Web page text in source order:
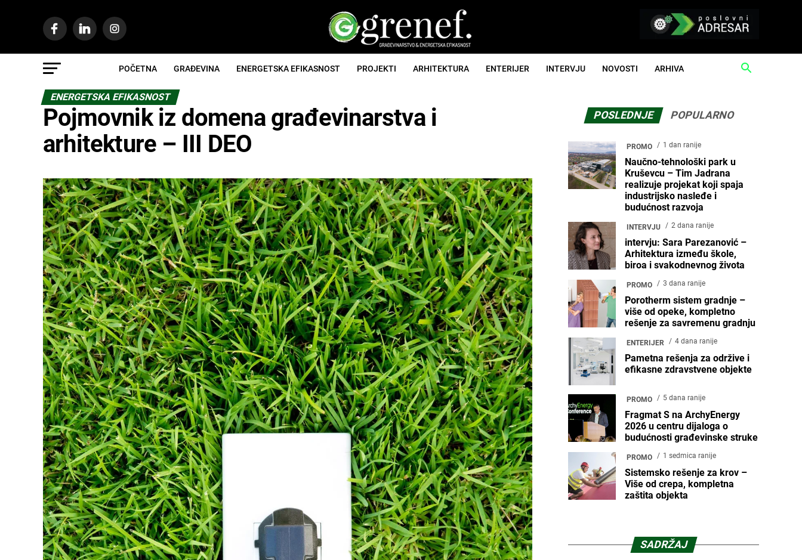
POČETNA GRAĐEVINA ENERGETSKA EFIKASNOST PROJEKTI ARHITEKTURA ENTERIJER INTERVJU NOVOSTI ARHIVA
ENERGETSKA EFIKASNOST
Pojmovnik iz domena građevinarstva i
arhitekture – III DEO
POSLEDNJE POPULARNO
PROMO 1 dan ranije
Naučno-tehnološki park u
Kruševcu – Tim Jadrana
realizuje projekat koji spaja
industrijsko nasleđe i
budućnost razvoja
INTERVJU 2 dana ranije
intervju: Sara Parezanović –
Arhitektura između škole,
biroa i svakodnevnog života
PROMO 3 dana ranije
Porotherm sistem gradnje –
više od opeke, kompletno
rešenje za savremenu gradnju
ENTERIJER 4 dana ranije
Pametna rešenja za održive i
efikasne zdravstvene objekte
PROMO 5 dana ranije
Fragmat S na ArchyEnergy
2026 u centru dijaloga o
budućnosti građevinske struke
PROMO 1 sedmica ranije
Sistemsko rešenje za krov –
Više od crepa, kompletna
zaštita objekta
SADRŽAJ